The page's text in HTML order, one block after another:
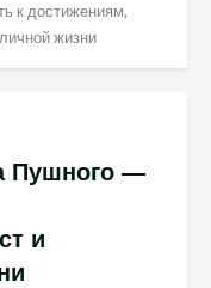
к достижениям,
жизни
Пушного —
и